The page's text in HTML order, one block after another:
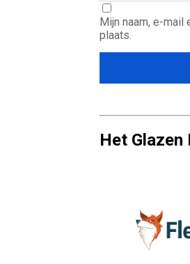
Mijn naam, e-
plaats.
Het